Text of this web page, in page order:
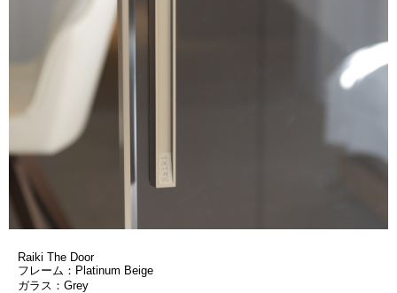
Raiki The Door
フレーム：Platinum Beige
ガラス：Grey